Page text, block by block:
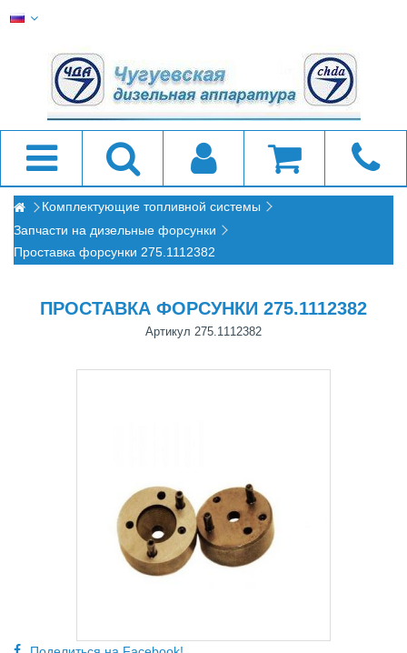
Комплектующие топливной системы
Запчасти на дизельные форсунки
Проставка форсунки 275.1112382
ПРОСТАВКА ФОРСУНКИ 275.1112382
Артикул 275.1112382